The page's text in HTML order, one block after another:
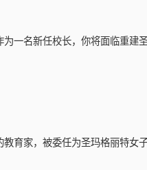
一名新任校长，你将面临重
育家，被委任为圣玛格丽特